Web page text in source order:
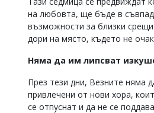
office@flagman.bg
Коментарите
читателите
на любовта, ще бъде в съвпад
възможности за близки
дори на място, където не
Няма да им липсват
През тези дни, Везните няма
привлечени от нови хора,
се отпуснат и да не се